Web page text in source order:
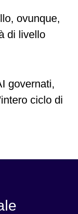
ovunque,
di livello
governati,
ciclo di